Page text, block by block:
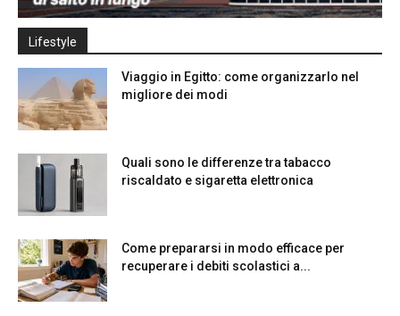
Lifestyle
Viaggio in Egitto: come organizzarlo nel
migliore dei modi
Quali sono le differenze tra tabacco
riscaldato e sigaretta elettronica
Come prepararsi in modo efficace per
recuperare i debiti scolastici a...